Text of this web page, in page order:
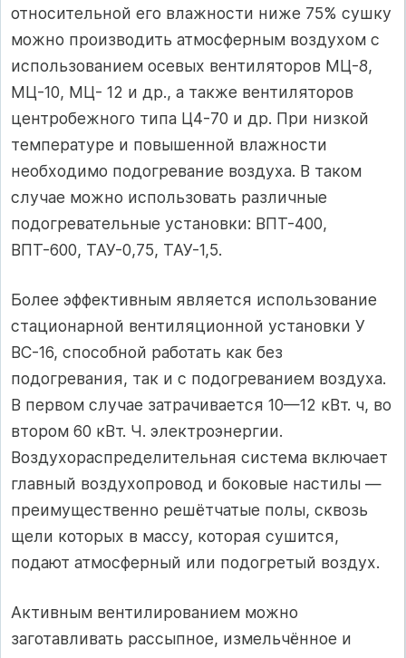
относительной его влажности ниже 75% сушку
можно производить атмосферным воздухом с
использованием осевых вентиляторов МЦ-8,
МЦ-10, МЦ- 12 и др., а также вентиляторов
центробежного типа Ц4-70 и др. При низкой
температуре и повышенной влажности
необходимо подогревание воздуха. В таком
случае можно использовать различные
подогревательные установки: ВПТ-400,
ВПТ-600, ТАУ-0,75, ТАУ-1,5.
Более эффективным является использование
стационарной вентиляционной установки У
ВС-16, способной работать как без
подогревания, так и с подогреванием воздуха.
В первом случае затрачивается 10—12 кВт. ч, во
втором 60 кВт. Ч. электроэнергии.
Воздухораспределительная система включает
главный воздухопровод и боковые настилы —
преимущественно решётчатые полы, сквозь
щели которых в массу, которая сушится,
подают атмосферный или подогретый воздух.
Активным вентилированием можно
заготавливать рассыпное, измельчённое и